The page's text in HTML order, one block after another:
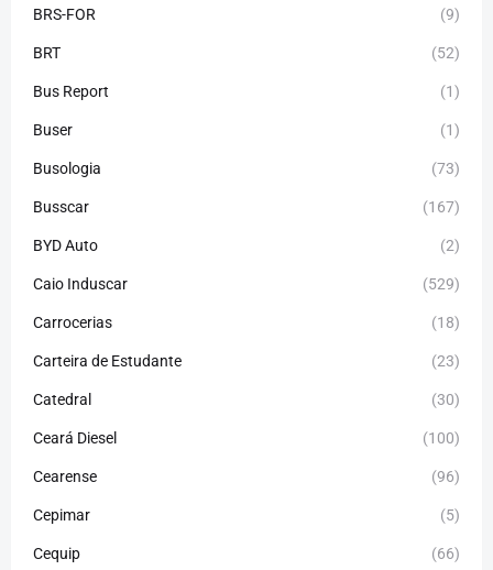
BRS-FOR (9)
BRT (52)
Bus Report (1)
Buser (1)
Busologia (73)
Busscar (167)
BYD Auto (2)
Caio Induscar (529)
Carrocerias (18)
Carteira de Estudante (23)
Catedral (30)
Ceará Diesel (100)
Cearense (96)
Cepimar (5)
Cequip (66)